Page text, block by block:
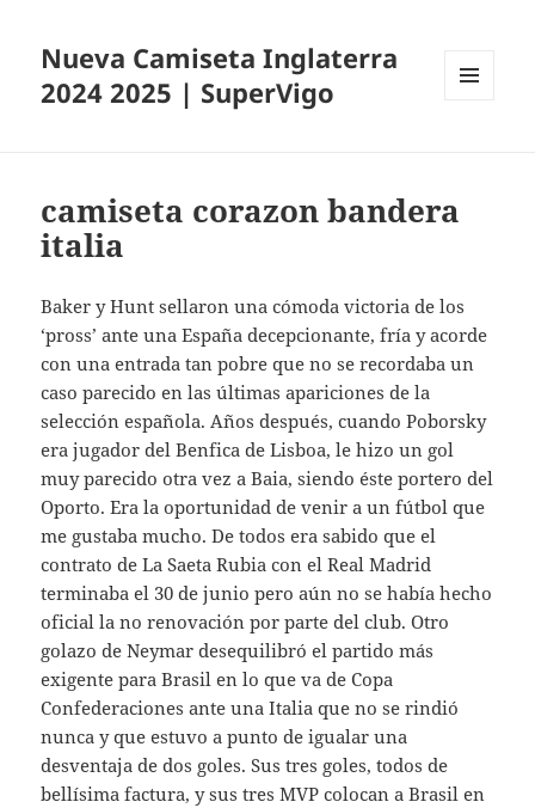
Nueva Camiseta Inglaterra
2024 2025 | SuperVigo
camiseta corazon bandera
italia
Baker y Hunt sellaron una cómoda victoria de los
‘pross’ ante una España decepcionante, fría y acorde
con una entrada tan pobre que no se recordaba un
caso parecido en las últimas apariciones de la
selección española. Años después, cuando Poborsky
era jugador del Benfica de Lisboa, le hizo un gol
muy parecido otra vez a Baia, siendo éste portero del
Oporto. Era la oportunidad de venir a un fútbol que
me gustaba mucho. De todos era sabido que el
contrato de La Saeta Rubia con el Real Madrid
terminaba el 30 de junio pero aún no se había hecho
oficial la no renovación por parte del club. Otro
golazo de Neymar desequilibró el partido más
exigente para Brasil en lo que va de Copa
Confederaciones ante una Italia que no se rindió
nunca y que estuvo a punto de igualar una
desventaja de dos goles. Sus tres goles, todos de
bellísima factura, y sus tres MVP colocan a Brasil en